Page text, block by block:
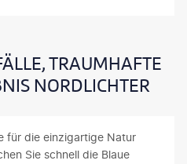
TRAUMHAFTE
NORDLICHTER
für die einzigartige Natur
Sie schnell die Blaue